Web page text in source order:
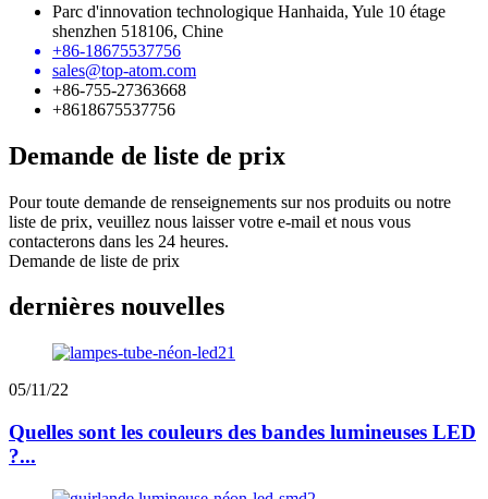
Parc d'innovation technologique Hanhaida, Yule 10 étage
shenzhen 518106, Chine
+86-18675537756
sales@top-atom.com
+86-755-27363668
+8618675537756
Demande de liste de prix
Pour toute demande de renseignements sur nos produits ou notre
liste de prix, veuillez nous laisser votre e-mail et nous vous
contacterons dans les 24 heures.
Demande de liste de prix
dernières nouvelles
05/11/22
Quelles sont les couleurs des bandes lumineuses LED
?...